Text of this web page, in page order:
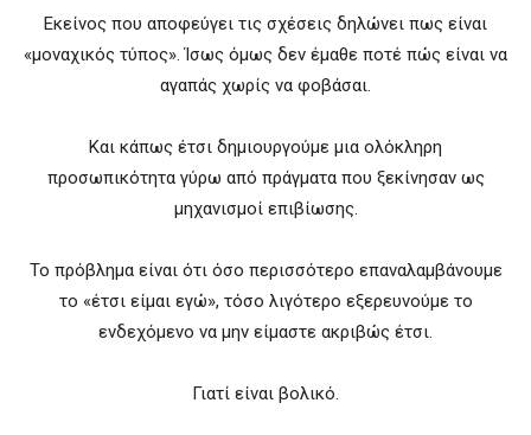
Εκείνος που αποφεύγει τις σχέσεις δηλώνει πως είναι
«μοναχικός τύπος». Ίσως όμως δεν έμαθε ποτέ πώς είναι να
αγαπάς χωρίς να φοβάσαι.
Και κάπως έτσι δημιουργούμε μια ολόκληρη
προσωπικότητα γύρω από πράγματα που ξεκίνησαν ως
μηχανισμοί επιβίωσης.
Το πρόβλημα είναι ότι όσο περισσότερο επαναλαμβάνουμε
το «έτσι είμαι εγώ», τόσο λιγότερο εξερευνούμε το
ενδεχόμενο να μην είμαστε ακριβώς έτσι.
Γιατί είναι βολικό.